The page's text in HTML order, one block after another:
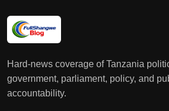
Hard-news coverage of Tanzania
government, parliament, policy, and
accountability.